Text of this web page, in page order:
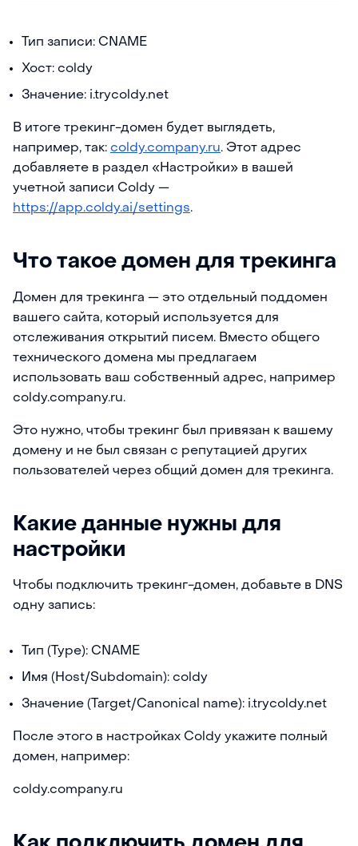
Тип записи: CNAME
Хост: coldy
Значение: i.trycoldy.net
В итоге трекинг-домен будет выглядеть,
например, так: coldy.company.ru. Этот адрес
добавляете в раздел «Настройки» в вашей
учетной записи Coldy —
https://app.coldy.ai/settings.
Что такое домен для трекинга
Домен для трекинга — это отдельный поддомен
вашего сайта, который используется для
отслеживания открытий писем. Вместо общего
технического домена мы предлагаем
использовать ваш собственный адрес, например
coldy.company.ru.
Это нужно, чтобы трекинг был привязан к вашему
домену и не был связан с репутацией других
пользователей через общий домен для трекинга.
Какие данные нужны для
настройки
Чтобы подключить трекинг-домен, добавьте в DNS
одну запись:
Тип (Type): CNAME
Имя (Host/Subdomain): coldy
Значение (Target/Canonical name): i.trycoldy.net
После этого в настройках Coldy укажите полный
домен, например:
coldy.company.ru